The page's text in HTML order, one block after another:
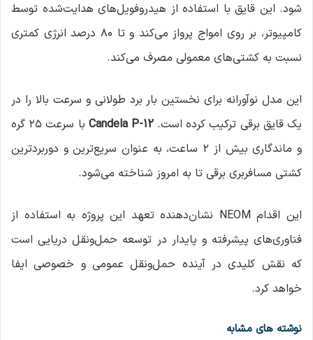
شود. این قایق با استفاده از هیدروفویل‌های هدایت‌شده توسط
کامپیوتر، بر روی امواج پرواز می‌کند و تا ۸۰ درصد انرژی کمتری
نسبت به کشتی‌های معمولی مصرف می‌کند.
این مدل نوآورانه برای نخستین بار برد طولانی و سرعت بالا را در
یک قایق برقی ترکیب کرده است.Candela P-12
با سرعت ۲۵ گره
و ماندگاری بیش از ۲ ساعت، به عنوان سریع‌ترین و دوربردترین
کشتی مسافربری برقی تا به امروز شناخته می‌شود.
این اقدام NEOM نشان‌دهنده تعهد این پروژه به استفاده از
فناوری‌های پیشرفته و پایدار در توسعه حمل‌ونقل دریایی است
که نقش کلیدی در آینده حمل‌ونقل عمومی و خصوصی ایفا
خواهد کرد.
نوشته های مشابه